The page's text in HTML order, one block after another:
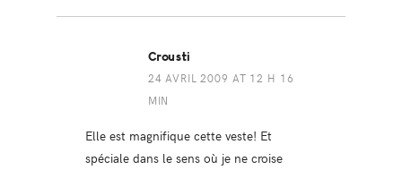
Crousti
24 AVRIL 2009 AT 12 H 16
MIN
Elle est magnifique cette veste! Et
spéciale dans le sens où je ne croise